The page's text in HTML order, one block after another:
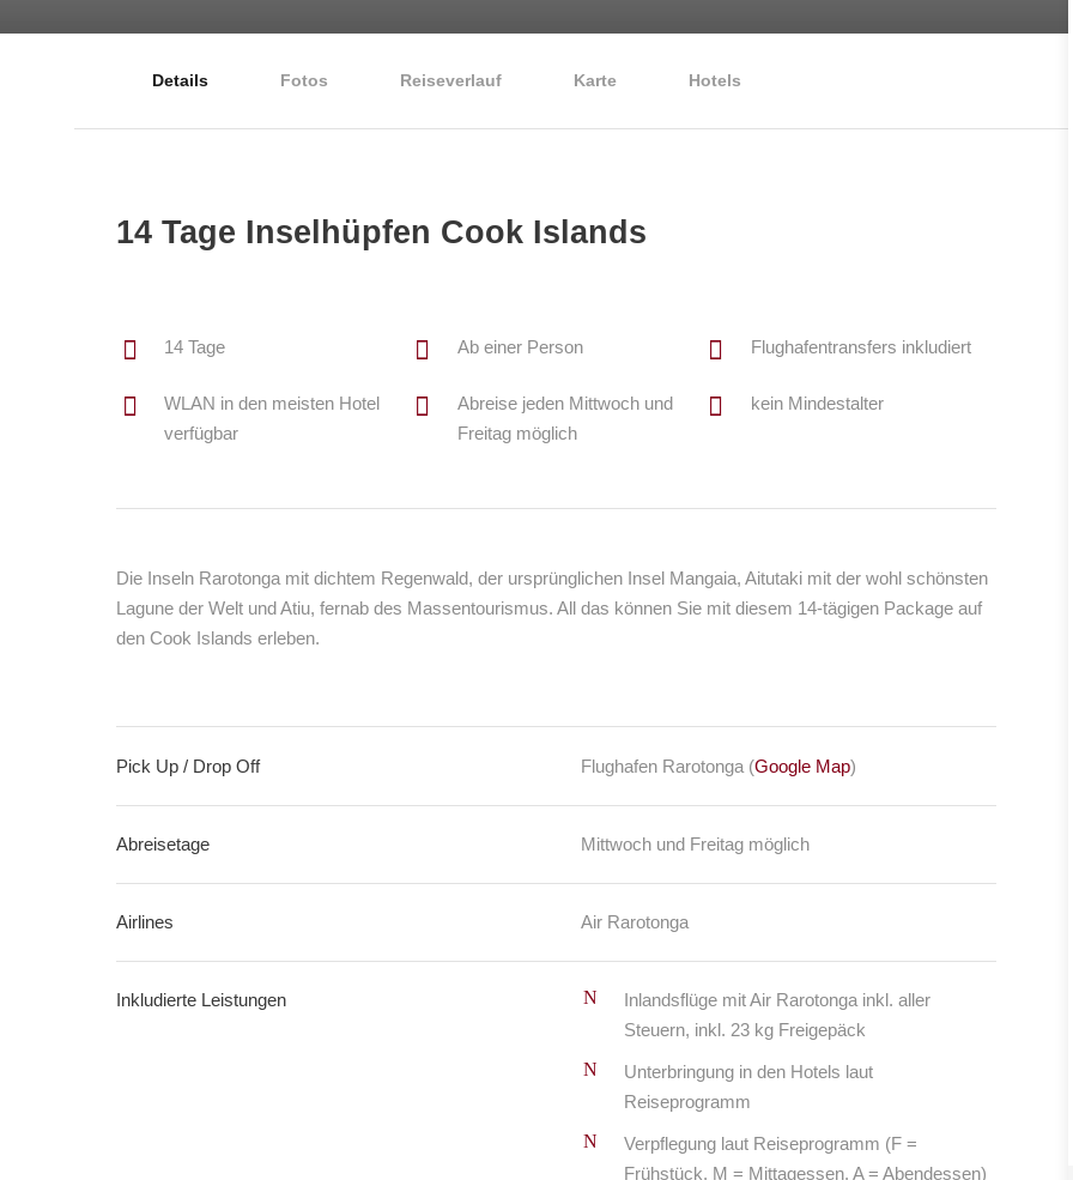
Details Fotos Reiseverlauf Karte Hotels
14 Tage Inselhüpfen Cook Islands
14 Tage Ab einer Person Flughafentransfers inkludiert
WLAN in den meisten Hotel
verfügbar
Abreise jeden Mittwoch und
Freitag möglich
kein Mindestalter
Die Inseln Rarotonga mit dichtem Regenwald, der ursprünglichen Insel Mangaia, Aitutaki mit der wohl schönsten
Lagune der Welt und Atiu, fernab des Massentourismus. All das können Sie mit diesem 14-tägigen Package auf
den Cook Islands erleben.
Pick Up / Drop Off Flughafen Rarotonga (Google Map)
Abreisetage Mittwoch und Freitag möglich
Airlines Air Rarotonga
Inkludierte Leistungen
Inlandsflüge mit Air Rarotonga inkl. aller
Steuern, inkl. 23 kg Freigepäck
Unterbringung in den Hotels laut
Reiseprogramm
Verpflegung laut Reiseprogramm (F =
Frühstück, M = Mittagessen, A = Abendessen)